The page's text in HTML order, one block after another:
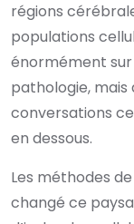
régions
populations
énormément sur
pathologie, mais
conversations
en dessous.
Les méthodes de
changé ce